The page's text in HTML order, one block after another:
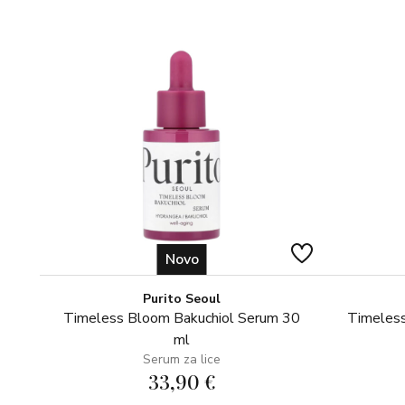
Novo
Purito Seoul
Timeless Bloom Bakuchiol Serum 30
ml
Serum za lice
33,90 €